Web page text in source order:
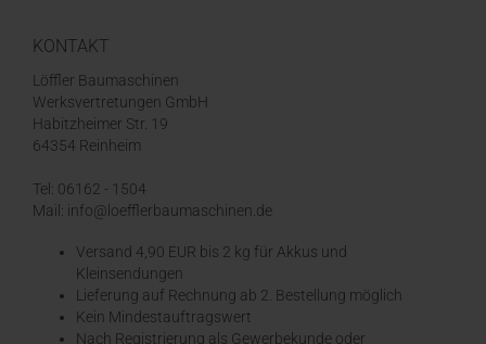
KONTAKT
Löffler Baumaschinen
Werksvertretungen GmbH
Habitzheimer Str. 19
64354 Reinheim
Tel: 06162 - 1504
Mail: info@loefflerbaumaschinen.de
Versand 4,90 EUR bis 2 kg für Akkus und
Kleinsendungen
​Lieferung auf Rechnung ab 2. Bestellung möglich
Kein Mindestauftragswert
Nach Registrierung als Gewerbekunde oder